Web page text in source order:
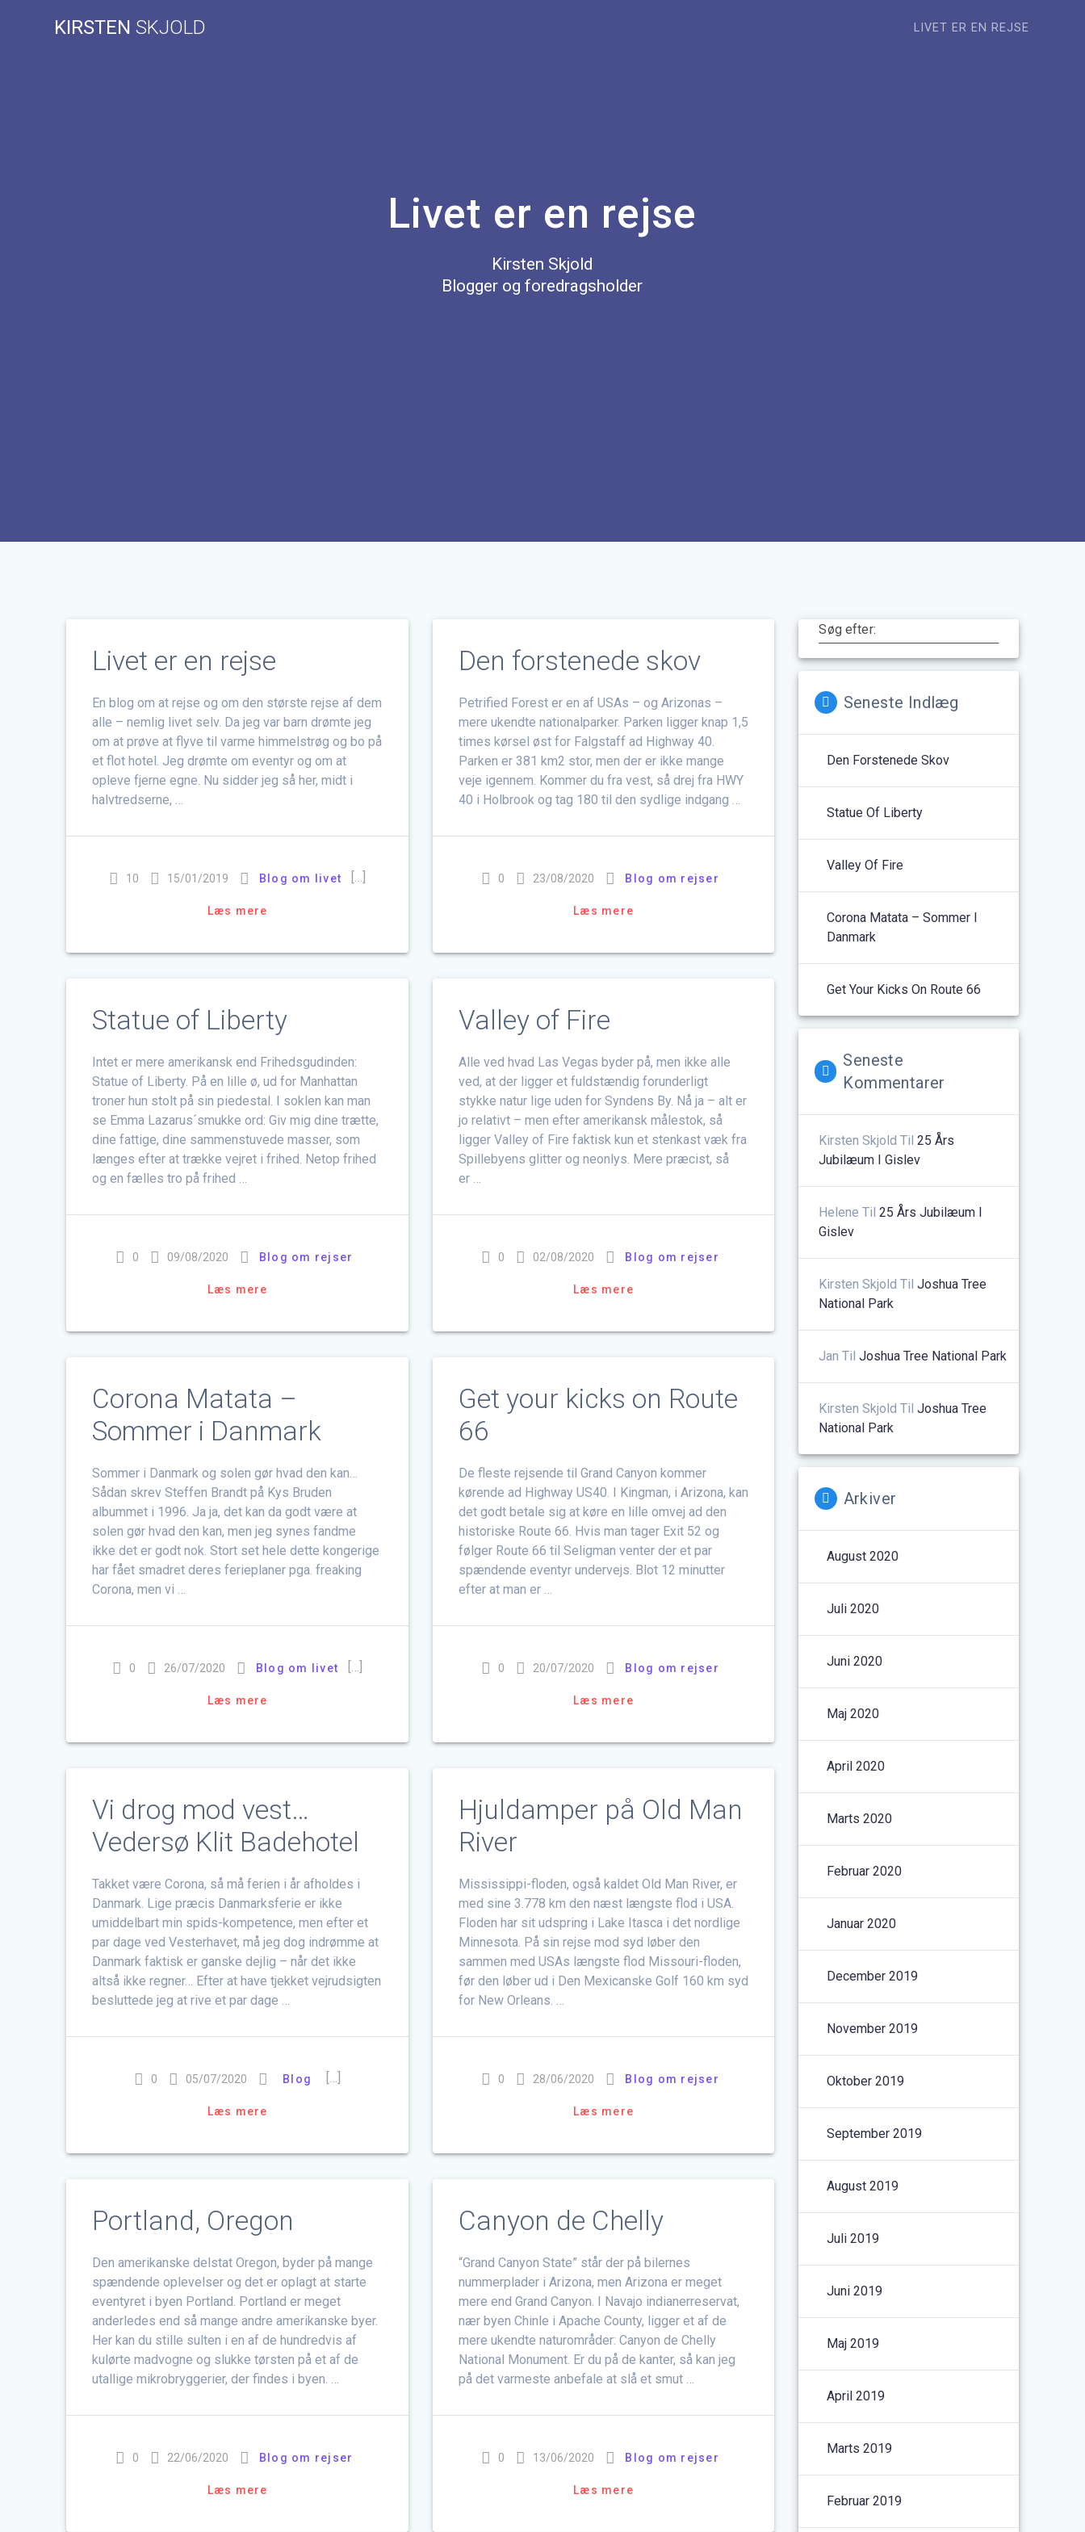
KIRSTEN SKJOLD LIVET ER EN REJSE
Livet er en rejse
Kirsten Skjold
Blogger og foredragsholder
Livet er en rejse
En blog om at rejse og om den største rejse af dem
alle – nemlig livet selv. Da jeg var barn drømte jeg
om at prøve at flyve til varme himmelstrøg og bo på
et flot hotel. Jeg drømte om eventyr og om at
opleve fjerne egne. Nu sidder jeg så her, midt i
halvtredserne, …
10 15/01/2019 Blog om livet […]
Læs mere
Den forstenede skov
Petrified Forest er en af USAs – og Arizonas –
mere ukendte nationalparker. Parken ligger knap 1,5
times kørsel øst for Falgstaff ad Highway 40.
Parken er 381 km2 stor, men der er ikke mange
veje igennem. Kommer du fra vest, så drej fra HWY
40 i Holbrook og tag 180 til den sydlige indgang …
0 23/08/2020 Blog om rejser
Læs mere
Statue of Liberty
Intet er mere amerikansk end Frihedsgudinden:
Statue of Liberty. På en lille ø, ud for Manhattan
troner hun stolt på sin piedestal. I soklen kan man
se Emma Lazarus´smukke ord: Giv mig dine trætte,
dine fattige, dine sammenstuvede masser, som
længes efter at trække vejret i frihed. Netop frihed
og en fælles tro på frihed …
0 09/08/2020 Blog om rejser
Læs mere
Valley of Fire
Alle ved hvad Las Vegas byder på, men ikke alle
ved, at der ligger et fuldstændig forunderligt
stykke natur lige uden for Syndens By. Nå ja – alt er
jo relativt – men efter amerikansk målestok, så
ligger Valley of Fire faktisk kun et stenkast væk fra
Spillebyens glitter og neonlys. Mere præcist, så
er …
0 02/08/2020 Blog om rejser
Læs mere
Corona Matata –
Sommer i Danmark
Sommer i Danmark og solen gør hvad den kan…
Sådan skrev Steffen Brandt på Kys Bruden
albummet i 1996. Ja ja, det kan da godt være at
solen gør hvad den kan, men jeg synes fandme
ikke det er godt nok. Stort set hele dette kongerige
har fået smadret deres ferieplaner pga. freaking
Corona, men vi …
0 26/07/2020 Blog om livet […]
Læs mere
Get your kicks on Route
66
De fleste rejsende til Grand Canyon kommer
kørende ad Highway US40. I Kingman, i Arizona, kan
det godt betale sig at køre en lille omvej ad den
historiske Route 66. Hvis man tager Exit 52 og
følger Route 66 til Seligman venter der et par
spændende eventyr undervejs. Blot 12 minutter
efter at man er …
0 20/07/2020 Blog om rejser
Læs mere
Vi drog mod vest…
Vedersø Klit Badehotel
Takket være Corona, så må ferien i år afholdes i
Danmark. Lige præcis Danmarksferie er ikke
umiddelbart min spids-kompetence, men efter et
par dage ved Vesterhavet, må jeg dog indrømme at
Danmark faktisk er ganske dejlig – når det ikke
altså ikke regner… Efter at have tjekket vejrudsigten
besluttede jeg at rive et par dage …
0 05/07/2020 Blog […]
Læs mere
Hjuldamper på Old Man
River
Mississippi-floden, også kaldet Old Man River, er
med sine 3.778 km den næst længste flod i USA.
Floden har sit udspring i Lake Itasca i det nordlige
Minnesota. På sin rejse mod syd løber den
sammen med USAs længste flod Missouri-floden,
før den løber ud i Den Mexicanske Golf 160 km syd
for New Orleans. …
0 28/06/2020 Blog om rejser
Læs mere
Portland, Oregon
Den amerikanske delstat Oregon, byder på mange
spændende oplevelser og det er oplagt at starte
eventyret i byen Portland. Portland er meget
anderledes end så mange andre amerikanske byer.
Her kan du stille sulten i en af de hundredvis af
kulørte madvogne og slukke tørsten på et af de
utallige mikrobryggerier, der findes i byen. …
0 22/06/2020 Blog om rejser
Læs mere
Canyon de Chelly
“Grand Canyon State” står der på bilernes
nummerplader i Arizona, men Arizona er meget
mere end Grand Canyon. I Navajo indianerreservat,
nær byen Chinle i Apache County, ligger et af de
mere ukendte naturområder: Canyon de Chelly
National Monument. Er du på de kanter, så kan jeg
på det varmeste anbefale at slå et smut …
0 13/06/2020 Blog om rejser
Læs mere
Søg efter:
Seneste Indlæg
Den Forstenede Skov
Statue Of Liberty
Valley Of Fire
Corona Matata – Sommer I
Danmark
Get Your Kicks On Route 66
Seneste
Kommentarer
Kirsten Skjold Til25 Års
Jubilæum I Gislev
Helene Til25 Års Jubilæum I
Gislev
Kirsten Skjold TilJoshua Tree
National Park
Jan TilJoshua Tree National Park
Kirsten Skjold TilJoshua Tree
National Park
Arkiver
August 2020
Juli 2020
Juni 2020
Maj 2020
April 2020
Marts 2020
Februar 2020
Januar 2020
December 2019
November 2019
Oktober 2019
September 2019
August 2019
Juli 2019
Juni 2019
Maj 2019
April 2019
Marts 2019
Februar 2019